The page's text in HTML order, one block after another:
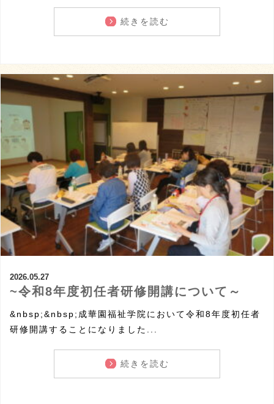
続きを読む
2026.05.27
~令和8年度初任者研修開講について～
&nbsp;&nbsp;成華園福祉学院において令和8年度初任者
研修開講することになりました...
続きを読む